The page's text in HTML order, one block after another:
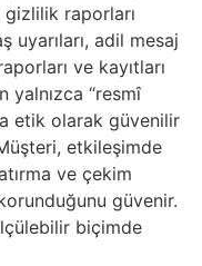
gizlilik raporları
uyarıları, adil mesaj
ve kayıtları
yalnızca “resmî
etik olarak güvenilir
etkileşimde
ve çekim
güvenir.
biçimde